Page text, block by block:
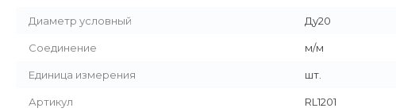
Диаметр условный Ду20
Соединение м/м
Единица измерения шт.
Артикул RL1201